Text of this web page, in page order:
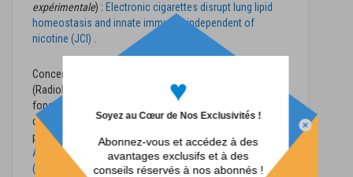
♥
Soyez au Cœur de Nos Exclusivités !
Abonnez-vous et accédez à des
avantages exclusifs et à des
conseils réservés à nos abonnés !
expérimentale) : Electronic cigarettes disrupt lung lipid
homeostasis and innate immunity independent of
nicotine (JCI) .
Concernant la dimension cardiovasculaire, une étude
(Radiology, 2019) a évalué des effets aigus sur la
fonction vasculaire après inhalation d’aérosol de
cigarette électronique, y compris sans nicotine, dans un
protocole contrôlé :Acute Effects of Electronic Cigarette
Aerosol Inhalation on Vascular Function…
(Radiology/RSNA).